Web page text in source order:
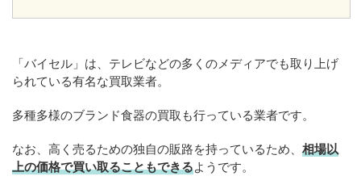
「バイセル」は、テレビなどの多くのメディアでも取り上げ
られている有名な買取業者。
多種多様のブランド食器の買取も行っている業者です。
なお、高く売るための独自の販路を持っているため、 相場以
上の価格で買い取ることもできるようです。